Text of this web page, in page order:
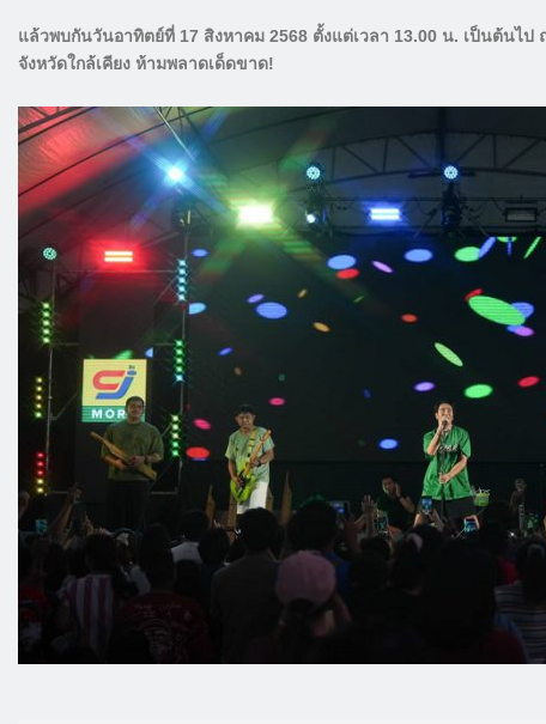
แล้วพบกันวันอาทิตย์ที่ 17 สิงหาคม 2568 ตั้งแต่เวลา 13.00 น. เป็นต้น
จังหวัดใกล้เคียง ห้ามพลาดเด็ดขาด!